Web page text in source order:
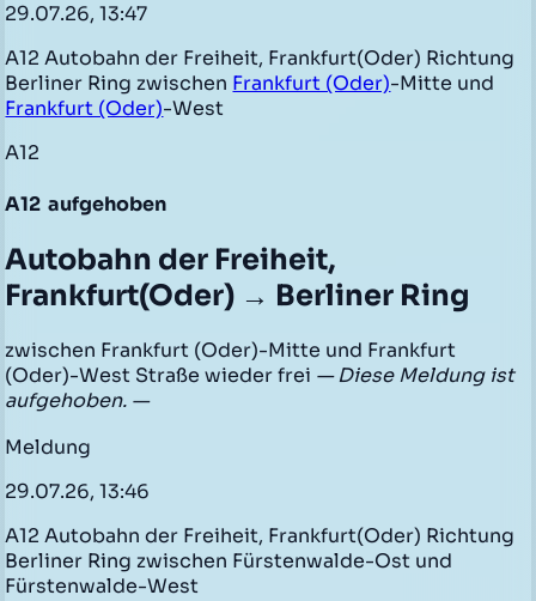
29.07.26, 13:47
A12 Autobahn der Freiheit, Frankfurt(Oder) Richtung
Berliner Ring zwischen Frankfurt (Oder)-Mitte und
Frankfurt (Oder)-West
A12
A12 aufgehoben
Autobahn der Freiheit,
Frankfurt(Oder) → Berliner Ring
zwischen Frankfurt (Oder)-Mitte und Frankfurt
(Oder)-West Straße wieder frei — Diese Meldung ist
aufgehoben. —
Meldung
29.07.26, 13:46
A12 Autobahn der Freiheit, Frankfurt(Oder) Richtung
Berliner Ring zwischen Fürstenwalde-Ost und
Fürstenwalde-West